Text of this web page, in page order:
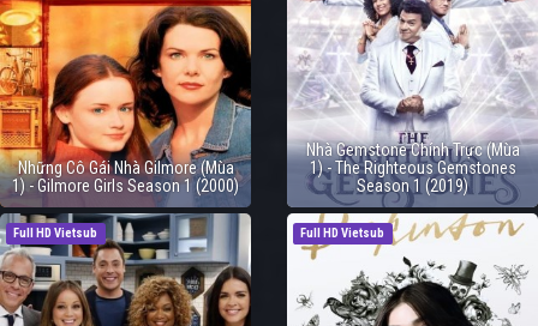
Những Cô Gái Nhà Gilmore (Mùa
1) - Gilmore Girls Season 1 (2000)
Nhà Gemstone Chính Trực (Mùa
1) - The Righteous Gemstones
Season 1 (2019)
Full HD Vietsub Full HD Vietsub